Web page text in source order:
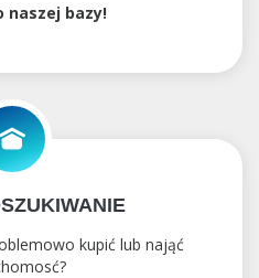
naszej bazy!
kupić lub nająć